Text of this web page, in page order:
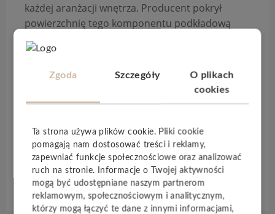
Specyfikacja techniczna
każdej aranżacji wnętrza. Producent pokrył
powierzchnię tego komponentu podkładową
farbą w kolorze białym. Oznacza to, że możemy
zmienić kolor listwy na dowolnie wybrany. Ważne
jednak, by użyć farb nie posiadających
rozpuszczalników w składzie. Z listwą karniszową
Mardom Decorświetnie współgra oświetlenie
LightGuard®,która zapobiega przebijaniu się
światła przez powierzchnie listwy.
Zgoda Szczegóły
O plikach
cookies
Ta strona używa plików cookie. Pliki cookie
pomagają nam dostosować treści i reklamy,
zapewniać funkcje społecznościowe oraz analizować
ruch na stronie. Informacje o Twojej aktywności
mogą być udostępniane naszym partnerom
reklamowym, społecznościowym i analitycznym,
którzy mogą łączyć te dane z innymi informacjami,